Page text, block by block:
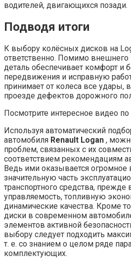
водителей, двигающихся позади.
Подводя итоги
К выбору колёсных дисков на
ответственно. Помимо внешнего
деталь обеспечивает комфорт и
передвижения и исправную
принимает от колеса все удары,
проезде дефектов дорожного
Посмотрите интересное видео по
Используя автоматический
автомобиля Renault Logan ,
проблем, связанных с их
соответствием рекомендациям
Ведь ими оказывается огромное
значительную часть
транспортного средства, прежде
управляемость, топливную
динамические качества. Кроме
диски в современном
элементов активной
выбору следует подходить
т. е. со знанием о целом ряде
комплектующих.